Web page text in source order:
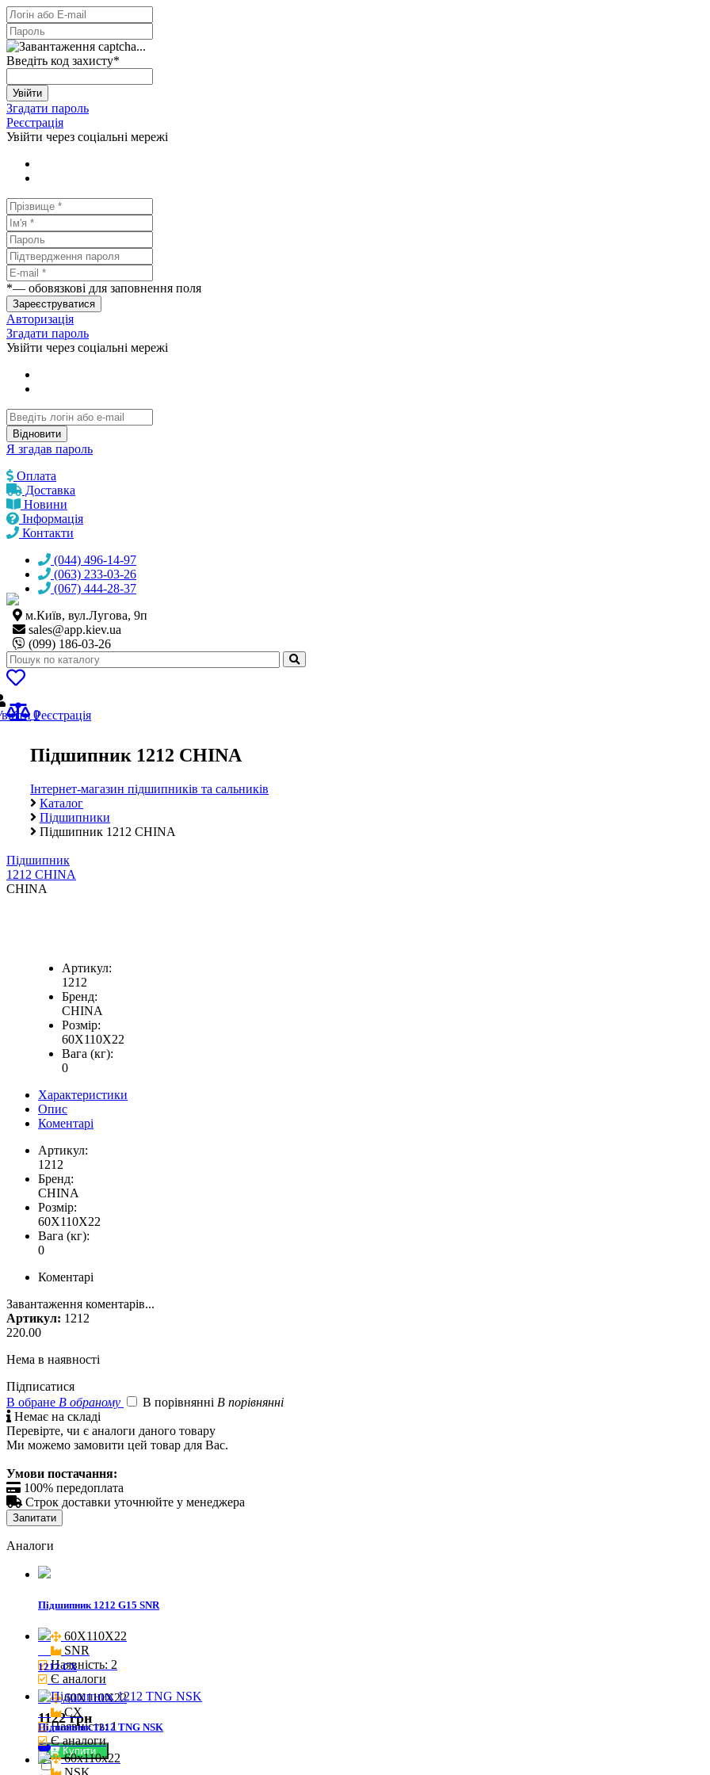
Введіть код захисту*
Увійти
Згадати пароль
Реєстрація
Увійти через соціальні мережі
*— обовязкові для заповнення поля
Зареєструватися
Авторизація
Згадати пароль
Увійти через соціальні мережі
Відновити
Я згадав пароль
Оплата
Доставка
Новини
Інформація
Контакти
(044) 496-14-97
(063) 233-03-26
(067) 444-28-37
м.Київ, вул.Лугова, 9п
sales@app.kiev.ua
(099) 186-03-26
0
Реєстрація
Підшипник 1212 CHINA
Інтернет-магазин підшипників та сальників
Каталог
Підшипники
Підшипник 1212 CHINA
Підшипник
1212 CHINA
CHINA
Артикул:
1212
Бренд:
CHINA
Розмір:
60X110X22
Вага (кг):
0
Характеристики
Опис
Коментарі
Артикул:
1212
Бренд:
CHINA
Розмір:
60X110X22
Вага (кг):
0
Коментарі
Завантаження коментарів...
Артикул: 1212
220.00
Нема в наявності
Підписатися
В обране В обраному В порівнянні В порівнянні
 Немає на складі
Перевірте, чи є аналоги даного товару
Ми можемо замовити цей товар для Вас.
Умови постачання:
 100% передоплата
 Строк доставки уточнюйте у менеджера
Запитати
Аналоги
Підшипник 1212 G15 SNR
60X110X22
SNR
Наявність: 2
Є аналоги
1122 грн
Купити
1212 CX
60X110X22
CX
Наявність: 1
Є аналоги
Підшипник 1212 TNG NSK
60x110x22